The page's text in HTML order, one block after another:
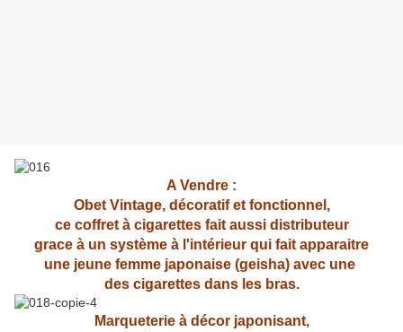
A Vendre :
Obet Vintage, décoratif et fonctionnel,
ce coffret à cigarettes fait aussi distributeur
grace à un système à l'intérieur qui fait apparaitre
une jeune femme japonaise (geisha) avec une
des cigarettes dans les bras.
Marqueterie à décor japonisant,